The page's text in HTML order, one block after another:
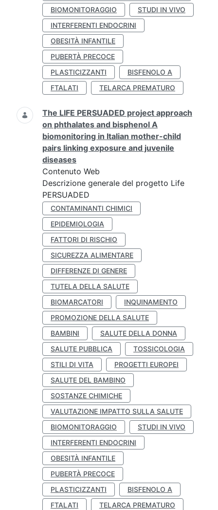
BIOMONITORAGGIO
STUDI IN VIVO
INTERFERENTI ENDOCRINI
OBESITÀ INFANTILE
PUBERTÀ PRECOCE
PLASTICIZZANTI
BISFENOLO A
FTALATI
TELARCA PREMATURO
The LIFE PERSUADED project approach
on phthalates and bisphenol A
biomonitoring in Italian mother-child
pairs linking exposure and juvenile
diseases
Contenuto Web
Descrizione generale del progetto Life
PERSUADED
CONTAMINANTI CHIMICI
EPIDEMIOLOGIA
FATTORI DI RISCHIO
SICUREZZA ALIMENTARE
DIFFERENZE DI GENERE
TUTELA DELLA SALUTE
BIOMARCATORI
INQUINAMENTO
PROMOZIONE DELLA SALUTE
BAMBINI
SALUTE DELLA DONNA
SALUTE PUBBLICA
TOSSICOLOGIA
STILI DI VITA
PROGETTI EUROPEI
SALUTE DEL BAMBINO
SOSTANZE CHIMICHE
VALUTAZIONE IMPATTO SULLA SALUTE
BIOMONITORAGGIO
STUDI IN VIVO
INTERFERENTI ENDOCRINI
OBESITÀ INFANTILE
PUBERTÀ PRECOCE
PLASTICIZZANTI
BISFENOLO A
FTALATI
TELARCA PREMATURO